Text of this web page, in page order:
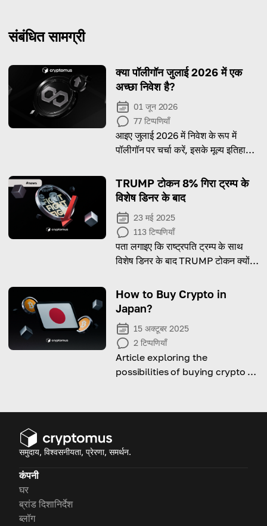
संबंधित सामग्री
क्या पॉलीगॉन जुलाई 2026 में एक
अच्छा निवेश है?
01 जून 2026
77 टिप्पणियाँ
आइए जुलाई 2026 में निवेश के रूप में
पॉलीगॉन पर चर्चा करें, इसके मूल्य इतिहास,
TRUMP टोकन 8% गिरा ट्रम्प के
विशेष डिनर के बाद
23 मई 2025
113 टिप्पणियाँ
पता लगाइए कि राष्ट्रपति ट्रम्प के साथ
विशेष डिनर के बाद TRUMP टोकन क्यों
How to Buy Crypto in
Japan?
15 अक्टूबर 2025
2 टिप्पणियाँ
Article exploring the
possibilities of buying crypto in
समुदाय, विश्वसनीयता, प्रेरणा, समर्थन.
कंपनी
घर
ब्रांड दिशानिर्देश
ब्लॉग